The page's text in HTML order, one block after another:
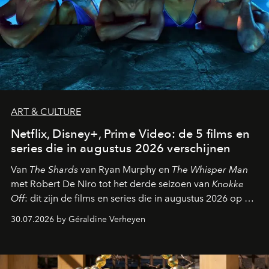
ART & CULTURE
Netflix, Disney+, Prime Video: de 5 films en
series die in augustus 2026 verschijnen
Van The Shards van Ryan Murphy en The Whisper Man
met Robert De Niro tot het derde seizoen van Knokke
Off: dit zijn de films en series die in augustus 2026 op de
streamingplatformen verschijnen.
30.07.2026 by Géraldine Verheyen